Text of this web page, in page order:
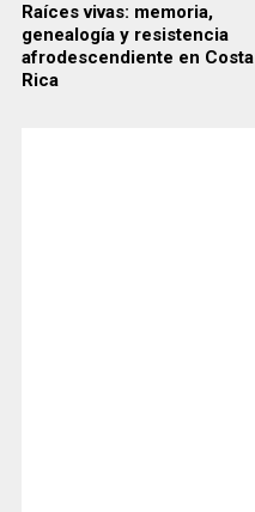
Raíces vivas: memoria,
genealogía y resistencia
afrodescendiente en Costa
Rica